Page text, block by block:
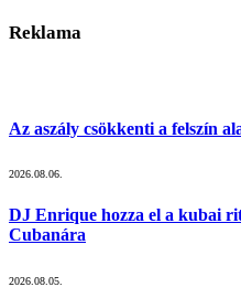
Reklama
Az aszály csökkenti a felszín
2026.08.06.
DJ Enrique hozza el a kubai
Cubanára
2026.08.05.